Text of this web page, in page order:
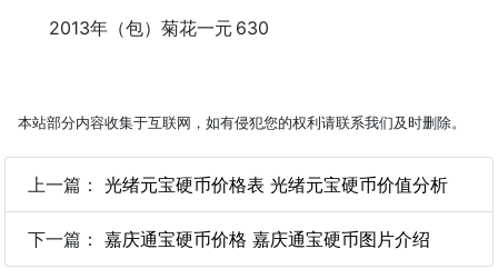
2013年（包）菊花一元 630
本站部分内容收集于互联网，如有侵犯您的权利请联系我们及时删除。
上一篇： 光绪元宝硬币价格表 光绪元宝硬币价值分析
下一篇： 嘉庆通宝硬币价格 嘉庆通宝硬币图片介绍